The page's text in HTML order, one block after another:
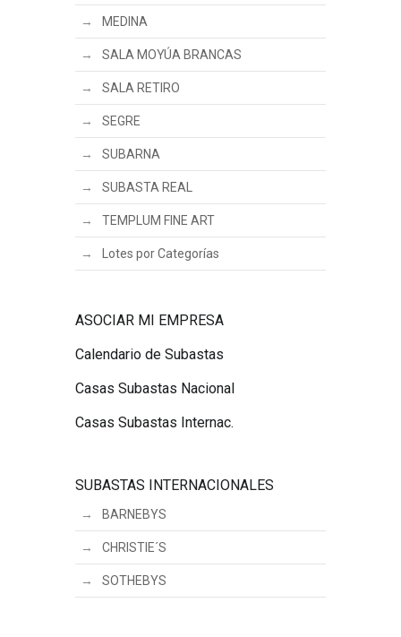
MEDINA
SALA MOYÚA BRANCAS
SALA RETIRO
SEGRE
SUBARNA
SUBASTA REAL
TEMPLUM FINE ART
Lotes por Categorías
ASOCIAR MI EMPRESA
Calendario de Subastas
Casas Subastas Nacional
Casas Subastas Internac.
SUBASTAS INTERNACIONALES
BARNEBYS
CHRISTIE´S
SOTHEBYS